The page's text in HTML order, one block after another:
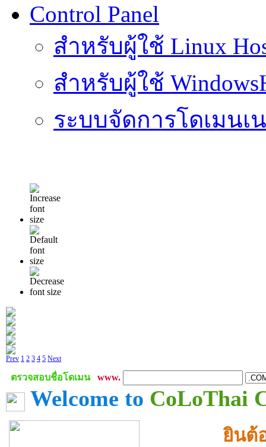
Control Panel
สำหรับผู้ใช้ Linux
สำหรับผู้ใช้
ระบบจัดการโดเมนเน
Prev 1 2 3 4 5 Next
ตรวจสอบชื่อโดเมน www.
Welcome to CoLoThai
ยินต้